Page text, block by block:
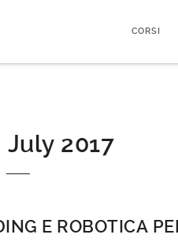
CORSI
July 2017
E ROBOTICA